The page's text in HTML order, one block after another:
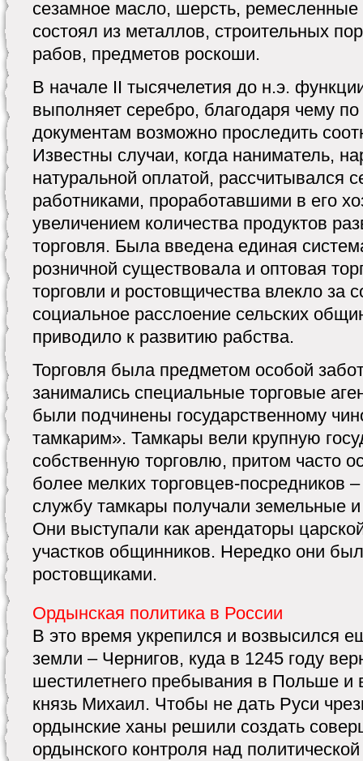
сезамное масло, шерсть,
состоял из металлов, строительных
рабов, предметов роскоши.
В начале II тысячелетия до н.э.
выполняет серебро, благодаря чему
документам возможно проследить
Известны случаи, когда наниматель,
натуральной оплатой, рассчитывался
работниками, проработавшими в его
увеличением количества продуктов
торговля. Была введена единая
розничной существовала и оптовая
торговли и ростовщичества влекло за
социальное расслоение сельских
приводило к развитию рабства.
Торговля была предметом особой
занимались специальные торговые
были подчинены государственному
тамкарим». Тамкары вели крупную
собственную торговлю, притом часто
более мелких торговцев-
службу тамкары получали земельные
Они выступали как арендаторы
участков общинников. Нередко они
ростовщиками.
Ордынская политика в России
В это время укрепился и возвысился
земли – Чернигов, куда в 1245 году
шестилетнего пребывания в Польше и
князь Михаил. Чтобы не дать Руси
ордынские ханы решили создать
ордынского контроля над